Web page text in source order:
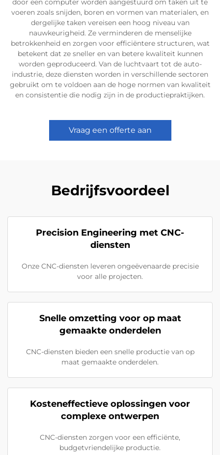
door een computer worden aangestuurd om taken uit te
voeren zoals snijden, boren en vormen van materialen, en
dergelijke taken vereisen een hoog niveau van
nauwkeurigheid. Ze verminderen de menselijke
betrokkenheid en zorgen voor efficiëntere structuren, wat
betekent dat ze sneller en van betere kwaliteit kunnen
worden geproduceerd. Van de luchtvaart tot de auto-
industrie, deze diensten worden in verschillende sectoren
gebruikt om te voldoen aan de hoge normen van kwaliteit
en consistentie die nodig zijn in de productiepraktijken.
Vraag een offerte aan
Bedrijfsvoordeel
Precision Engineering met CNC-
diensten
Onze CNC-diensten leveren ongeëvenaarde precisie
voor alle projecten.
Snelle omzetting voor op maat
gemaakte onderdelen
CNC-diensten bieden een snelle productie van op
maat gemaakte onderdelen.
Kosteneffectieve oplossingen voor
complexe ontwerpen
CNC-diensten zorgen voor een efficiënte,
budgetvriendelijke productie.